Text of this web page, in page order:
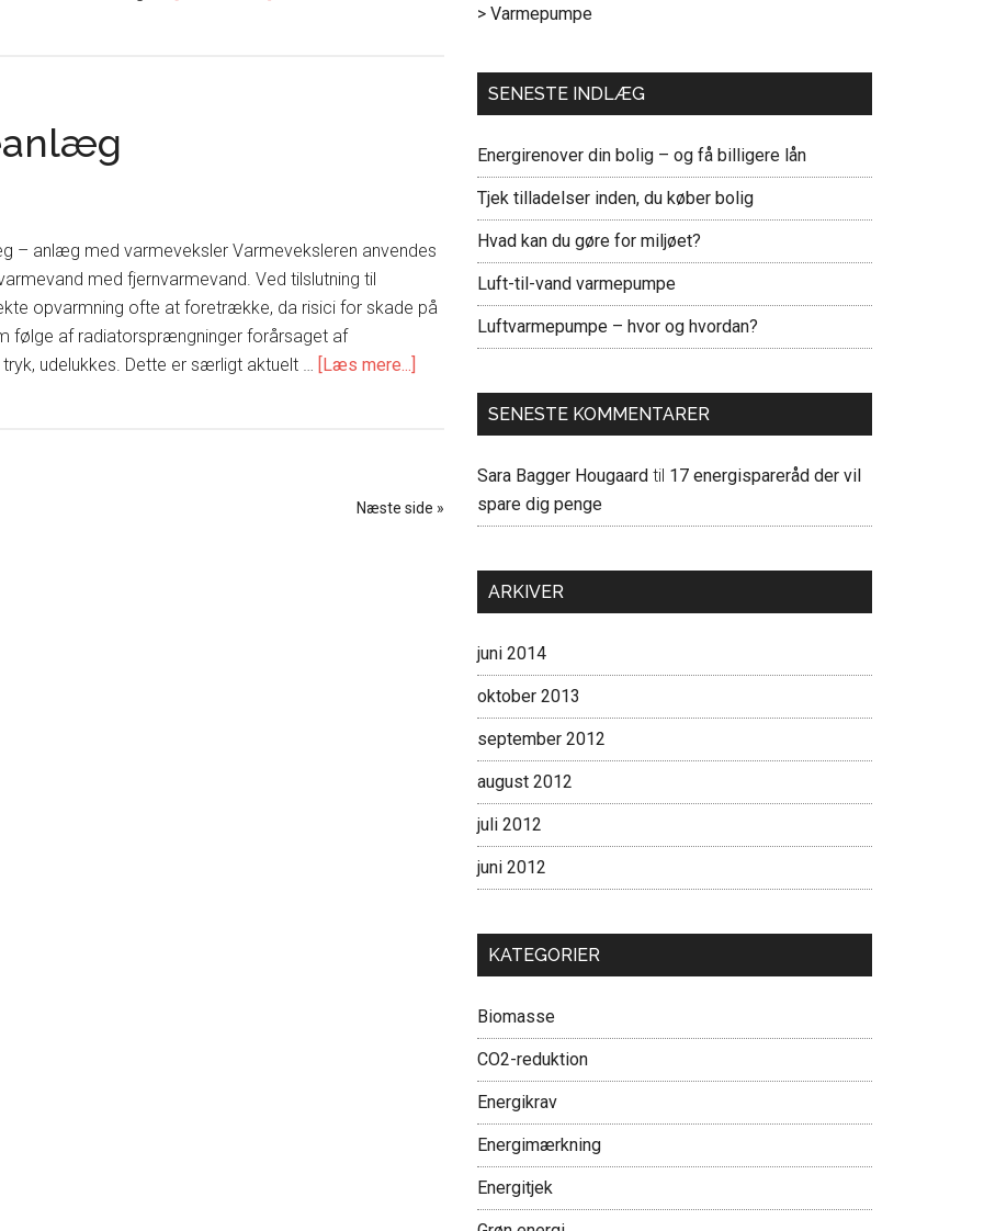
– anlæg med varmeveksler Varmeveksleren anvendes
med fjernvarmevand. Ved tilslutning til
opvarmning ofte at foretrække, da risici for skade på
følge af radiatorsprængninger forårsaget af
udelukkes. Dette er særligt aktuelt … [Læs mere...]
Indirekte
fjernvarmeanlæg
Næste side »
> Varmepumpe
SENESTE INDLÆG
Energirenover din bolig – og få billigere lån
Tjek tilladelser inden, du køber bolig
Hvad kan du gøre for miljøet?
Luft-til-vand varmepumpe
Luftvarmepumpe – hvor og hvordan?
SENESTE KOMMENTARER
Sara Bagger Hougaard til 17 energispareråd der vil
spare dig penge
ARKIVER
juni 2014
oktober 2013
september 2012
august 2012
juli 2012
juni 2012
KATEGORIER
Biomasse
CO2-reduktion
Energikrav
Energimærkning
Energitjek